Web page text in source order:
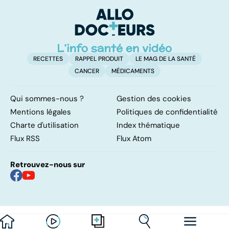
solution ?
RECETTES RAPPEL PRODUIT
LE MAG DE LA SANTÉ
CANCER
MÉDICAMENTS
Qui sommes-nous ?
Gestion des cookies
Mentions légales
Politiques de confidentialité
Charte d'utilisation
Index thématique
Flux RSS
Flux Atom
Retrouvez-nous sur